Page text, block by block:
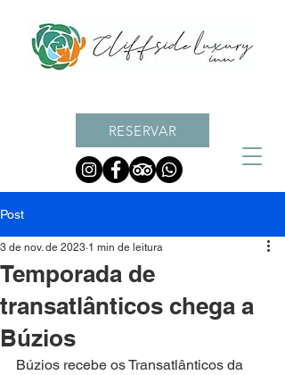
RESERVAR
Post
Temporada de
transatlânticos chega a
Búzios
3 de nov. de 2023 1 min de leitura
Búzios recebe os Transatlânticos da